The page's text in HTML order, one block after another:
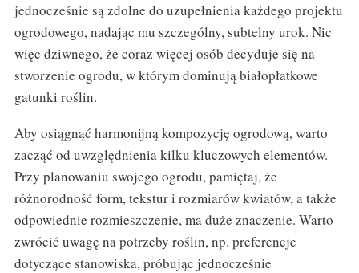
jednocześnie są zdolne do uzupełnienia każdego projektu
ogrodowego, nadając mu szczególny, subtelny urok. Nic
więc dziwnego, że coraz więcej osób decyduje się na
stworzenie ogrodu, w którym dominują białopłatkowe
gatunki roślin.
Aby osiągnąć harmonijną kompozycję ogrodową, warto
zacząć od uwzględnienia kilku kluczowych elementów.
Przy planowaniu swojego ogrodu, pamiętaj, że
różnorodność form, tekstur i rozmiarów kwiatów, a także
odpowiednie rozmieszczenie, ma duże znaczenie. Warto
zwrócić uwagę na potrzeby roślin, np. preferencje
dotyczące stanowiska, próbując jednocześnie